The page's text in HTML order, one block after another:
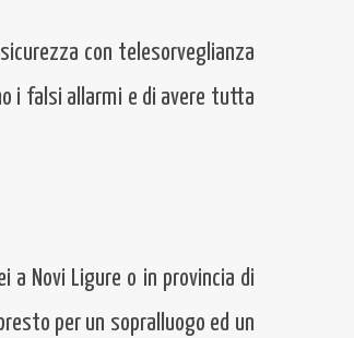
con telesorveglianza
i falsi allarmi e di avere tutta
a Novi Ligure o in provincia di
per un sopralluogo ed un